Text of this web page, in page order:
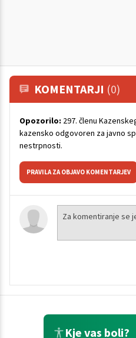
KOMENTARJI (0)
Opozorilo: 297. členu
kazensko odgovoren za javno
nestrpnosti.
PRAVILA ZA OBJAVO KOMENTARJEV
Kje vas boli?